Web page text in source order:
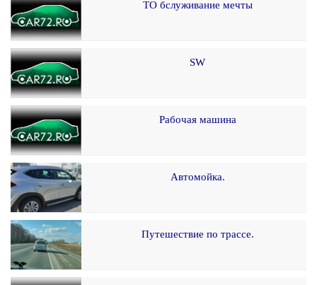
ТО бслуживание мечты
SW
Рабочая машина
Автомойка.
Путешествие по трассе.